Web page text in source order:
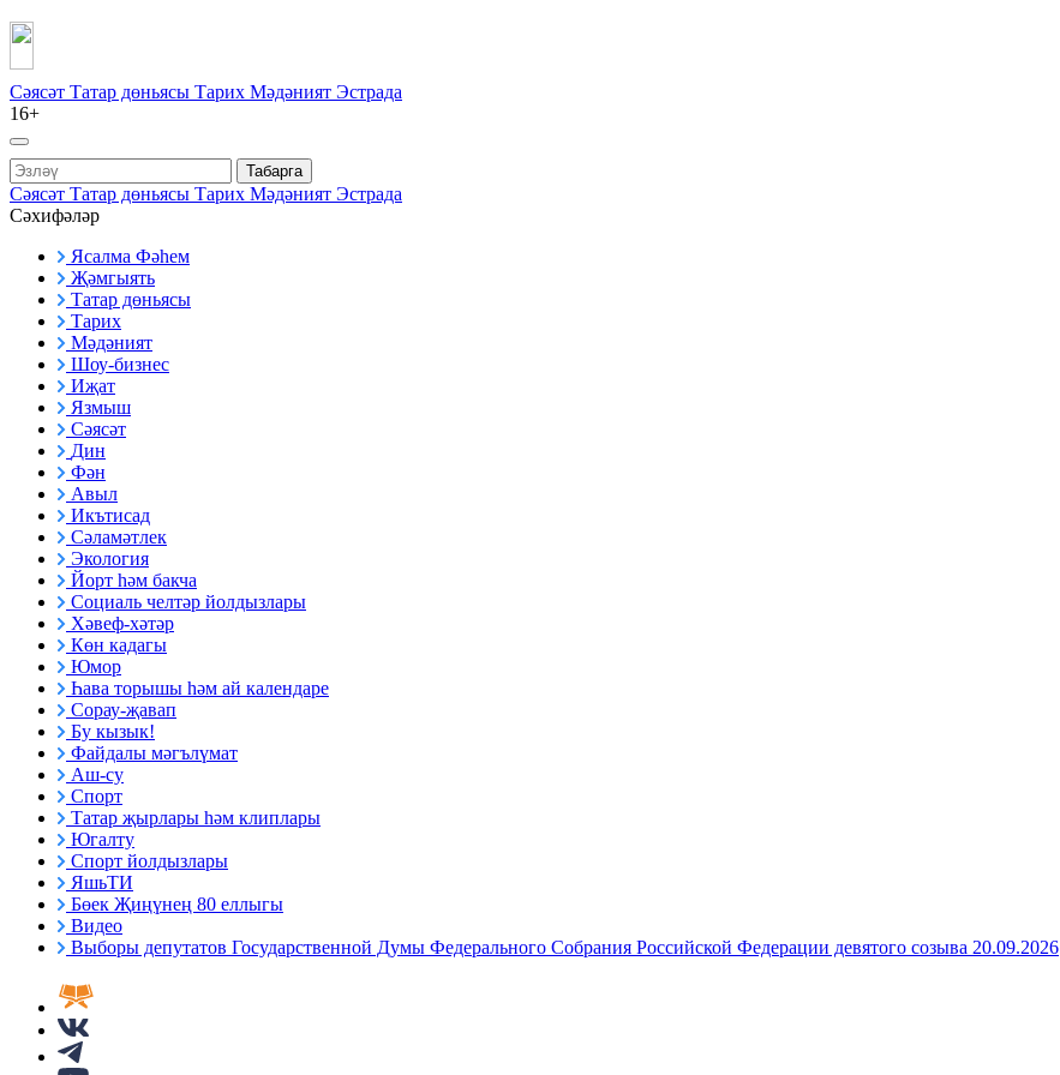
Сәясәт Татар дөньясы Тарих Мәдәният Эстрада
16+
Табарга
Сәясәт Татар дөньясы Тарих Мәдәният Эстрада
Сәхифәләр
Ясалма Фәһем
Җәмгыять
Татар дөньясы
Тарих
Мәдәният
Шоу-бизнес
Иҗат
Язмыш
Сәясәт
Дин
Фән
Авыл
Икътисад
Сәламәтлек
Экология
Йорт һәм бакча
Социаль челтәр йолдызлары
Хәвеф-хәтәр
Көн кадагы
Юмор
Һава торышы һәм ай календаре
Сорау-җавап
Бу кызык!
Файдалы мәгълүмат
Аш-су
Спорт
Татар җырлары һәм клиплары
Югалту
Спорт йолдызлары
ЯшьТИ
Бөек Җиңүнең 80 еллыгы
Видео
Выборы депутатов Государственной Думы Федерального Собрания Российской Федерации девятого созыва 20.09.2026